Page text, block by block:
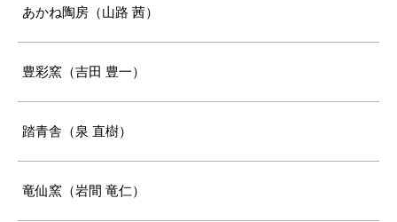
あかね陶房（山路 茜）
豊彩窯（吉田 豊一）
踏青舎（泉 直樹）
竜仙窯（岩間 竜仁）